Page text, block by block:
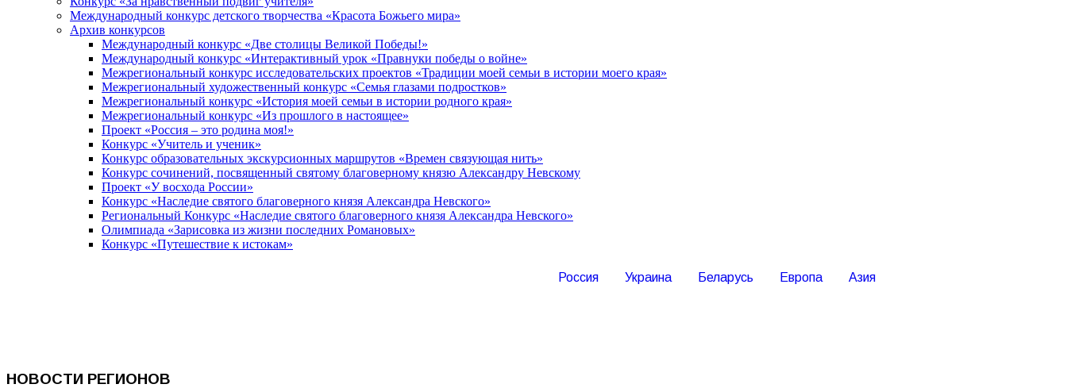
Международный конкурс детского творчества «Красота Божьего мира»
Архив конкурсов
Международный конкурс «Две столицы Великой Победы!»
Международный конкурс «Интерактивный урок «Правнуки победы о войне»
Межрегиональный конкурс исследовательских проектов «Традиции моей семьи в истории моего края»
Межрегиональный художественный конкурс «Семья глазами подростков»
Межрегиональный конкурс «История моей семьи в истории родного края»
Межрегиональный конкурс «Из прошлого в настоящее»
Проект «Россия – это родина моя!»
Конкурс «Учитель и ученик»
Конкурс образовательных экскурсионных маршрутов «Времен связующая нить»
Конкурс сочинений, посвященный святому благоверному князю Александру Невскому
Проект «У восхода России»
Конкурс «Наследие святого благоверного князя Александра Невского»
Региональный Конкурс «Наследие святого благоверного князя Александра Невского»
Олимпиада «Зарисовка из жизни последних Романовых»
Конкурс «Путешествие к истокам»
Россия Украина Беларусь Европа Азия
НОВОСТИ РЕГИОНОВ